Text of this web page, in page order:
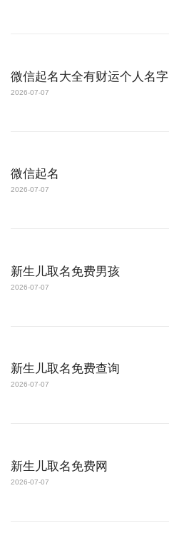
微信起名大全有财运个人名字
2026-07-07
微信起名
2026-07-07
新生儿取名免费男孩
2026-07-07
新生儿取名免费查询
2026-07-07
新生儿取名免费网
2026-07-07